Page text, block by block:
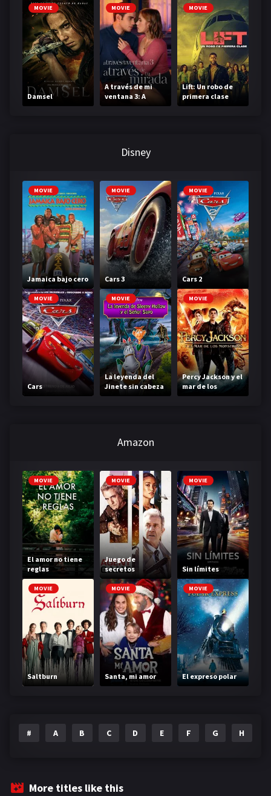
MOVIE
Damsel
MOVIE
A través de mi
ventana 3: A
través de tu
MOVIE
Lift: Un robo de
primera clase
Disney
MOVIE
Jamaica bajo cero
MOVIE
Cars 3
MOVIE
Cars 2
MOVIE
Cars
MOVIE
La leyenda del
Jinete sin cabeza
MOVIE
Percy Jackson y el
mar de los
monstruos
Amazon
MOVIE
El amor no tiene
reglas
MOVIE
Juego de
secretos
MOVIE
Sin límites
MOVIE
Saltburn
MOVIE
Santa, mi amor
MOVIE
El expreso polar
# A B C D E F G H
More titles like this